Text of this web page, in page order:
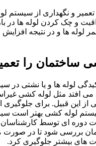
تعمیر و نگهداری از سیستم
و چک کردن لوله ها در
لوله ها و در نتیجه
ساختمان را
لوله ها و یا نشتی در
می افتد مثل لوله کشی
از این قبیل. برای جلوگیری
لوله کشی بهتر است
دوره ای توسط
بررسی شود تا در صورت
های بیشتر جلوگیری کرد.